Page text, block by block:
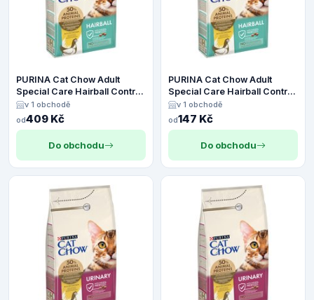
PURINA Cat Chow Adult
Special Care Hairball Control
- 4,5 kg
v 1 obchodě
od409 Kč
Do obchodu
PURINA Cat Chow Adult
Special Care Hairball Control
- 1,5 kg
v 1 obchodě
od147 Kč
Do obchodu